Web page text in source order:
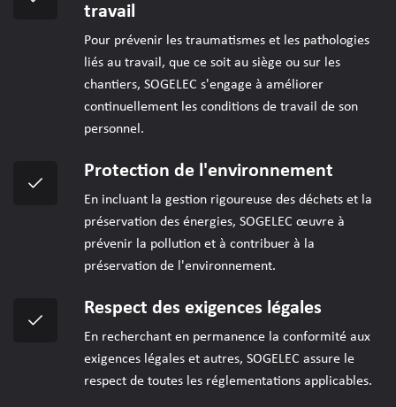
travail
Pour prévenir les traumatismes et les pathologies
liés au travail, que ce soit au siège ou sur les
chantiers, SOGELEC s'engage à améliorer
continuellement les conditions de travail de son
personnel.
Protection de l'environnement
En incluant la gestion rigoureuse des déchets et la
préservation des énergies, SOGELEC œuvre à
prévenir la pollution et à contribuer à la
préservation de l'environnement.
Respect des exigences légales
En recherchant en permanence la conformité aux
exigences légales et autres, SOGELEC assure le
respect de toutes les réglementations applicables.